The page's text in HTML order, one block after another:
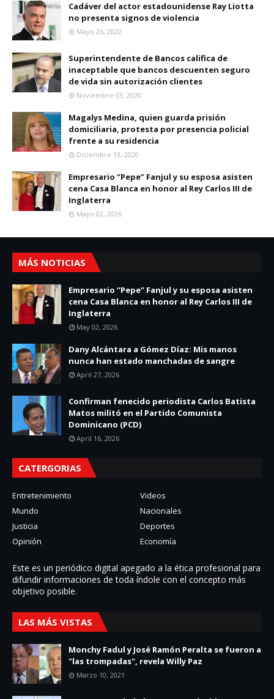
Cadáver del actor estadounidense Ray Liotta
no presenta signos de violencia
Mayo 26, 2022
Superintendente de Bancos califica de
inaceptable que bancos descuenten seguro
de vida sin autorización clientes
Noviembre 03, 2020
Magalys Medina, quien guarda prisión
domiciliaria, protesta por presencia policial
frente a su residencia
Diciembre 13, 2020
Empresario “Pepe” Fanjul y su esposa asisten
cena Casa Blanca en honor al Rey Carlos III de
Inglaterra
Mayo 02, 2026
MÁS NOTICIAS
Empresario “Pepe” Fanjul y su esposa asisten
cena Casa Blanca en honor al Rey Carlos III de
Inglaterra
May 02, 2026
Dany Alcántara a Gómez Díaz: Mis manos
nunca han estado manchadas de sangre
April 27, 2026
Confirman fenecido periodista Carlos Batista
Matos militó en el Partido Comunista
Dominicano (PCD)
April 16, 2026
CATERGORIAS
Entretenimiento
Videos
Mundo
Nacionales
Justicia
Deportes
Opinión
Economía
Este es un periódico digital apegado a la ética profesional para
difundir informaciones de toda í­ndole con el concepto más
objetivo posible.
LAS MÁS VISTAS
Monchy Fadul y José Ramón Peralta se fueron a
"las trompadas", revela Willy Paz
Marzo 10, 2021